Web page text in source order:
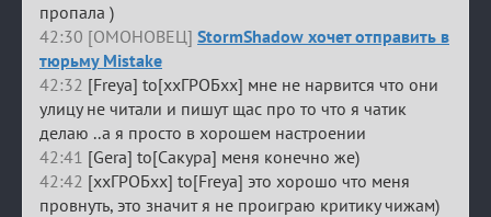
пропала )
42:30 [ОМОНОВЕЦ] StormShadow хочет отправить в
тюрьму Mistake
42:32 [Freya] to[ххГРОБхх] мне не нарвится что они
улицу не читали и пишут щас про то что я чатик
делаю ..а я просто в хорошем настроении
42:41 [Gera] to[Сакура] меня конечно же)
42:42 [ххГРОБхх] to[Freya] это хорошо что меня
провнуть, это значит я не проиграю критику чижам)